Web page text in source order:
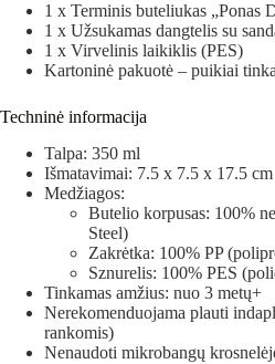
1 x Terminis buteliukas „Ponas
1 x Užsukamas dangtelis su
1 x Virvelinis laikiklis (PES)
Kartoninė pakuotė – puikiai
Techninė informacija
Talpa: 350 ml
Išmatavimai: 7.5 x 7.5 x 17.5 cm
Medžiagos:
Butelio korpusas: 100%
Steel)
Zakrėtka: 100% PP
Sznurelis: 100% PES
Tinkamas amžius: nuo 3 metų+
Nerekomenduojama plauti
rankomis)
Nenaudoti mikrobangų